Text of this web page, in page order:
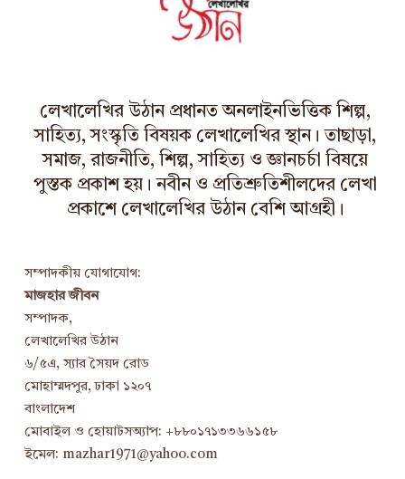
লেখালেখির উঠান প্রধানত অনলাইনভিত্তিক শিল্প,
সাহিত্য, সংস্কৃতি বিষয়ক লেখালেখির স্থান। তাছাড়া,
সমাজ, রাজনীতি, শিল্প, সাহিত্য ও জ্ঞানচর্চা বিষয়ে
পুস্তক প্রকাশ হয়। নবীন ও প্রতিশ্রুতিশীলদের লেখা
প্রকাশে লেখালেখির উঠান বেশি আগ্রহী।
সম্পাদকীয় যোগাযোগ:
মাজহার জীবন
সম্পাদক,
লেখালেখির উঠান
৬/৫এ, স্যার সৈয়দ রোড
মোহাম্মদপুর, ঢাকা ১২০৭
বাংলাদেশ
মোবাইল ও হোয়াটসঅ্যাপ: +৮৮০১৭১৩৩৬৬১৫৮
ইমেল: mazhar1971@yahoo.com